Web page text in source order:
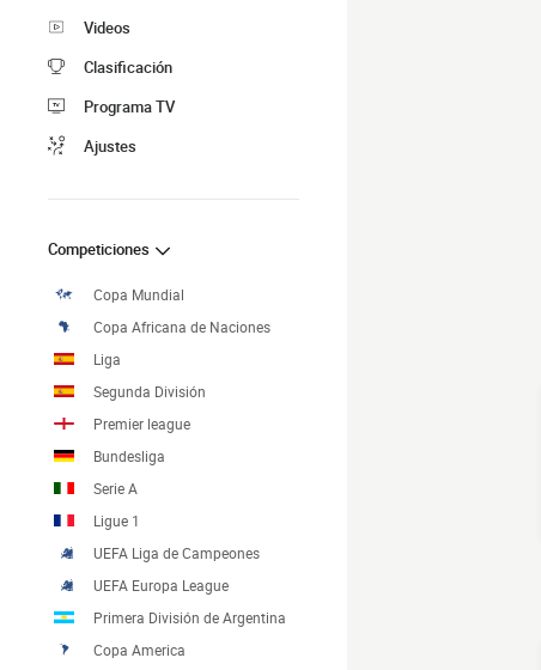
Videos
Clasificación
Programa TV
Ajustes
Competiciones
Copa Mundial
Copa Africana de Naciones
Liga
Segunda División
Premier league
Bundesliga
Serie A
Ligue 1
UEFA Liga de Campeones
UEFA Europa League
Primera División de Argentina
Copa America